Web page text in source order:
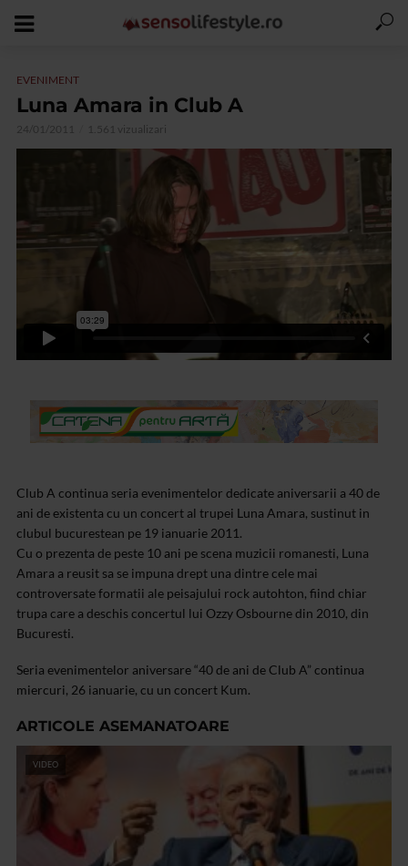
EVENIMENT
Luna Amara in Club A
24/01/2011 1.561 vizualizari
Club A continua seria evenimentelor dedicate aniversarii a 40 de
ani de existenta cu un concert al trupei Luna Amara, sustinut in
clubul bucurestean pe 19 ianuarie 2011.
Cu o prezenta de peste 10 ani pe scena muzicii romanesti, Luna
Amara a reusit sa se impuna drept una dintre cele mai
controversate formatii ale peisajului rock autohton, fiind chiar
trupa care a deschis concertul lui Ozzy Osbourne din 2010, din
Bucuresti.
Seria evenimentelor aniversare “40 de ani de Club A” continua
miercuri, 26 ianuarie, cu un concert Kum.
ARTICOLE ASEMANATOARE
VIDEO